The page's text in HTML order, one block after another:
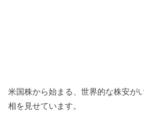
米国株から始まる、世界的な株安が
相を見せています。